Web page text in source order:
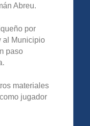
Abreu.
por
al Municipio
paso
materiales
jugador